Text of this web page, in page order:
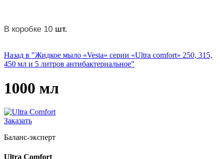
В коробке 10 шт.
Назад в "Жидкое мыло «Vesta» серии «Ultra comfort» 250, 315,
450 мл и 5 литров антибактериальное"
1000 мл
Заказать
Баланс-эксперт
Ultra Comfort